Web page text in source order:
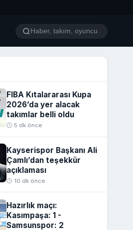
FIBA Kıtalararası Kupa
2026’da yer alacak
takımlar belli oldu
🕒 5 dk önce
Kayserispor Başkanı Ali
Çamlı’dan teşekkür
açıklaması
🕒 10 dk önce
Hazırlık maçı:
Kasımpaşa: 1 -
Samsunspor: 2